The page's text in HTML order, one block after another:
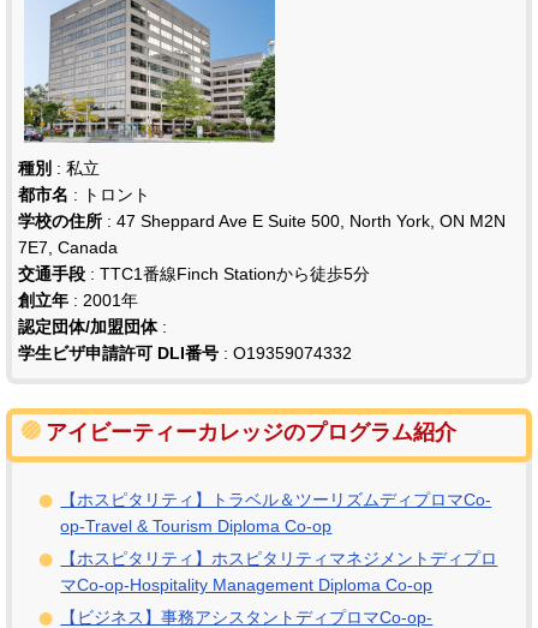
種別 : 私立
都市名 : トロント
学校の住所 : 47 Sheppard Ave E Suite 500, North York, ON M2N
7E7, Canada
交通手段 : TTC1番線Finch Stationから徒歩5分
創立年 : 2001年
認定団体/加盟団体:
学生ビザ申請許可 DLI番号 : O19359074332
アイビーティーカレッジのプログラム紹介
【ホスピタリティ】トラベル＆ツーリズムディプロマCo-
op-Travel & Tourism Diploma Co-op
【ホスピタリティ】ホスピタリティマネジメントディプロ
マCo-op-Hospitality Management Diploma Co-op
【ビジネス】事務アシスタントディプロマCo-op-